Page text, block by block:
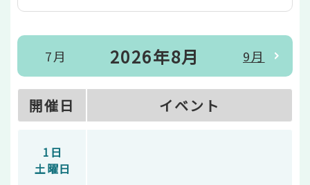
7月 9月
2026年8月
開催日 イベント
1日
土曜日